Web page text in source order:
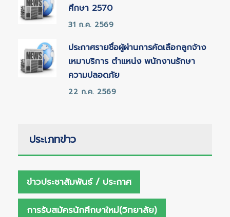
ศึกษา 2570
31 ก.ค. 2569
ประกาศรายชื่อผู้ผ่านการคัดเลือกลูกจ้าง
เหมาบริการ ตำแหน่ง พนักงานรักษา
ความปลอดภัย
22 ก.ค. 2569
ประเภทข่าว
ข่าวประชาสัมพันธ์ / ประกาศ
การรับสมัครนักศึกษาใหม่(วิทยาลัย)